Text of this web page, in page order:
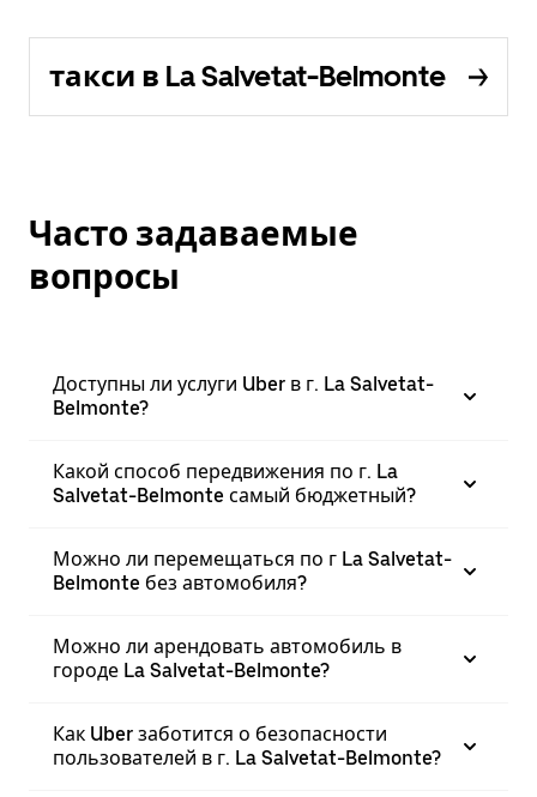
такси в La Salvetat-Belmonte
Часто задаваемые
вопросы
Доступны ли услуги Uber в г. La Salvetat-
Belmonte?
Какой способ передвижения по г. La
Salvetat-Belmonte самый бюджетный?
Можно ли перемещаться по г La Salvetat-
Belmonte без автомобиля?
Можно ли арендовать автомобиль в
городе La Salvetat-Belmonte?
Как Uber заботится о безопасности
пользователей в г. La Salvetat-Belmonte?